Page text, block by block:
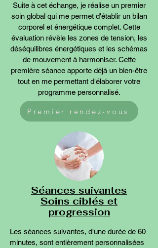
Suite à cet échange, je réalise un premier
soin global qui me permet d'établir un bilan
corporel et énergétique complet. Cette
évaluation révèle les zones de tension, les
déséquilibres énergétiques et les schémas
de mouvement à harmoniser. Cette
première séance apporte déjà un bien-être
tout en me permettant d'élaborer votre
programme personnalisé.
Premier rendez-vous
Séances suivantes
Soins ciblés et
progression
Les séances suivantes, d'une durée de 60
minutes, sont entièrement personnalisées